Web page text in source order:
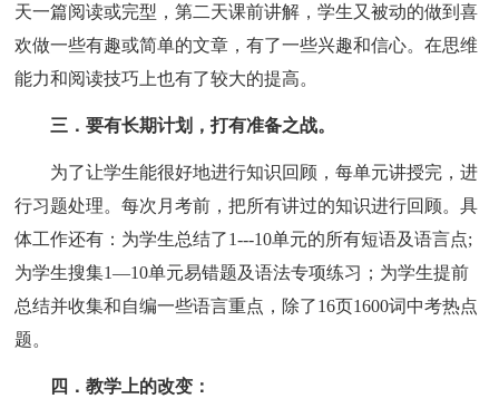
天一篇阅读或完型，第二天课前讲解，学生又被动的做到喜
欢做一些有趣或简单的文章，有了一些兴趣和信心。在思维
能力和阅读技巧上也有了较大的提高。
三．要有长期计划，打有准备之战。
为了让学生能很好地进行知识回顾，每单元讲授完，进
行习题处理。每次月考前，把所有讲过的知识进行回顾。具
体工作还有：为学生总结了1---10单元的所有短语及语言点;
为学生搜集1—10单元易错题及语法专项练习；为学生提前
总结并收集和自编一些语言重点，除了16页1600词中考热点
题。
四．教学上的改变：